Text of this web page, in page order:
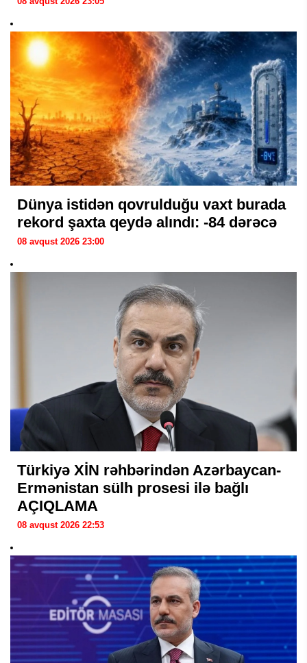
Dünya istidən qovrulduğu vaxt burada
rekord şaxta qeydə alındı: -84 dərəcə
08 avqust 2026 23:00
Türkiyə XİN rəhbərindən Azərbaycan-
Ermənistan sülh prosesi ilə bağlı
AÇIQLAMA
08 avqust 2026 22:53